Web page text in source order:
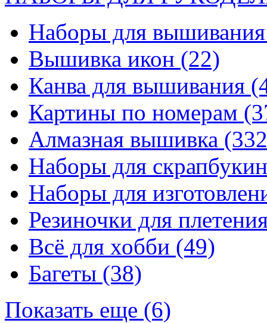
Наборы для
Вышивка икон (22)
Канва для вышивания
Картины по номерам
Алмазная вышивка
Наборы для
Наборы для
Резиночки для
Всё для хобби (49)
Багеты (38)
Показать еще (6)